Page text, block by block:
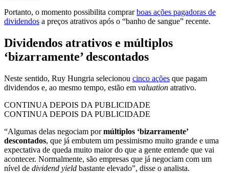
Portanto, o momento possibilita comprarboas ações pagadoras de
dividendos a preços atrativos após o “banho de sangue” recente.
Dividendos atrativos e múltiplos
‘bizarramente’ descontados
Neste sentido, Ruy Hungria selecionou cinco ações que pagam
dividendos e, ao mesmo tempo, estão em valuation atrativo.
CONTINUA DEPOIS DA PUBLICIDADE
CONTINUA DEPOIS DA PUBLICIDADE
“Algumas delas negociam pormúltiplos ‘bizarramente’
descontados, que já embutem um pessimismo muito grande e uma
expectativa de queda muito maior do que a gente entende que vai
acontecer. Normalmente, são empresas que já negociam com um
nível de dividend yield bastante elevado”, disse o analista.